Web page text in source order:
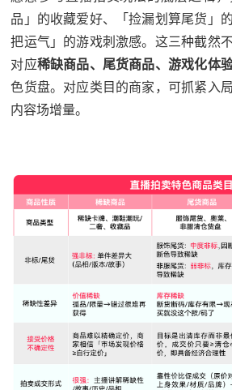
品」的收藏爱好、「捡漏划算尾货」
把运气」的游戏刺激感。这三种截然
对应稀缺商品、尾货商品、游戏化体
色货盘。对应类目的商家，可抓紧入
内容场增量。